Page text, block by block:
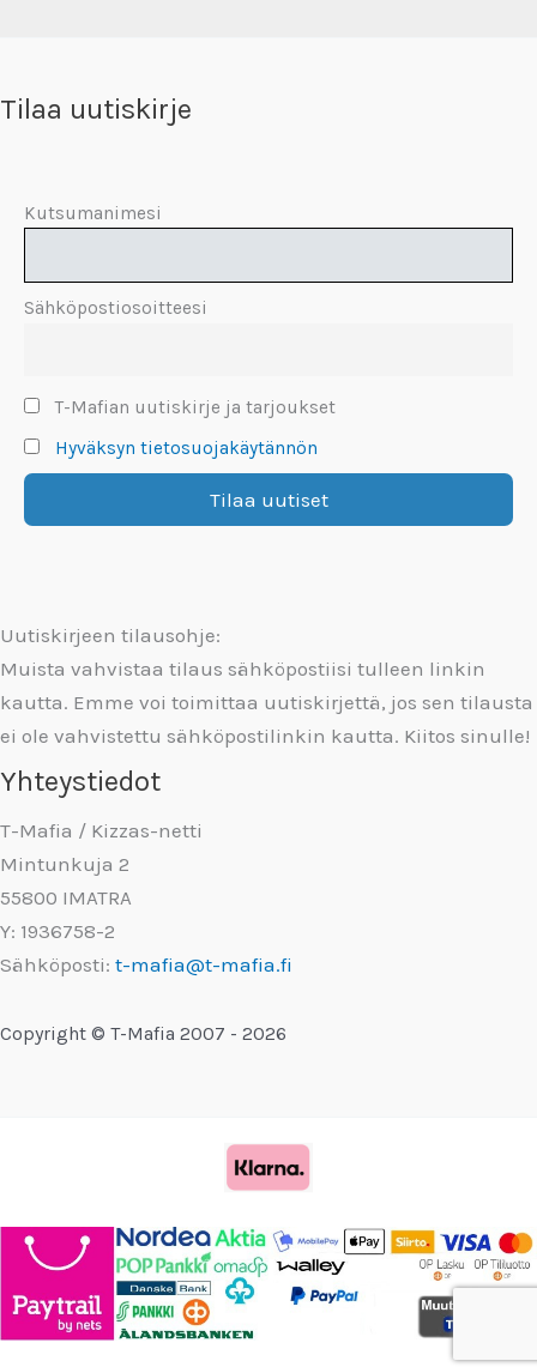
Tilaa uutiskirje
Kutsumanimesi
Sähköpostiosoitteesi
T-Mafian uutiskirje ja tarjoukset
Hyväksyn tietosuojakäytännön
Uutiskirjeen tilausohje:
Muista vahvistaa tilaus sähköpostiisi tulleen linkin
kautta. Emme voi toimittaa uutiskirjettä, jos sen tilausta
ei ole vahvistettu sähköpostilinkin kautta. Kiitos sinulle!
Yhteystiedot
T-Mafia / Kizzas-netti
Mintunkuja 2
55800 IMATRA
Y: 1936758-2
Sähköposti: t-mafia@t-mafia.fi
Copyright © T-Mafia 2007 - 2026